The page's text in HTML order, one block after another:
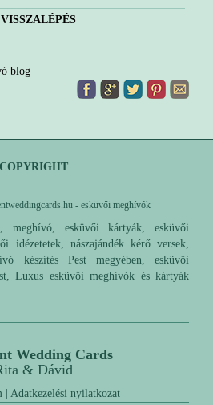
blog
COPYRIGHT
- esküvői meghívók
meghívó, esküvői kártyák, esküvői
idézetetek, nászajándék kérő versek,
készítés Pest megyében, esküvői
Luxus esküvői meghívók és kártyák
Wedding Cards
& Dávid
| Adatkezelési nyilatkozat